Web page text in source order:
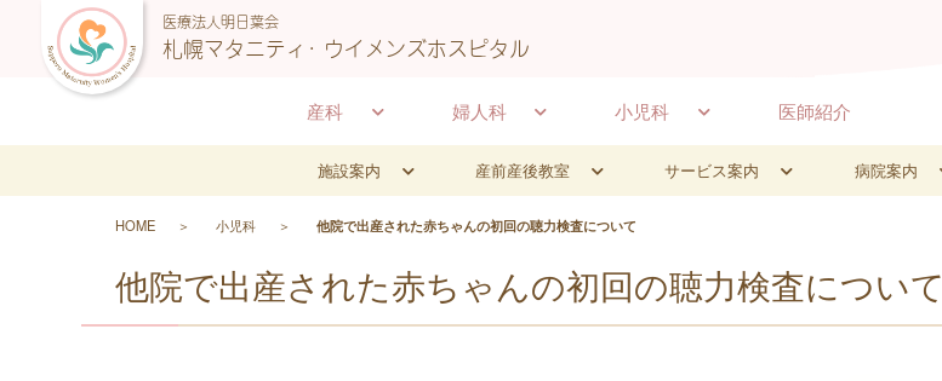
医療法人明日葉会
札幌マタニティ･ ウイメンズホスピタル
産科 婦人科 小児科 医師紹介
施設案内 産前産後教室 サービス案内 病院案内
HOME 小児科 他院で出産された赤ちゃんの初回の聴力検査について
他院で出産された赤ちゃんの初回の聴力検査について